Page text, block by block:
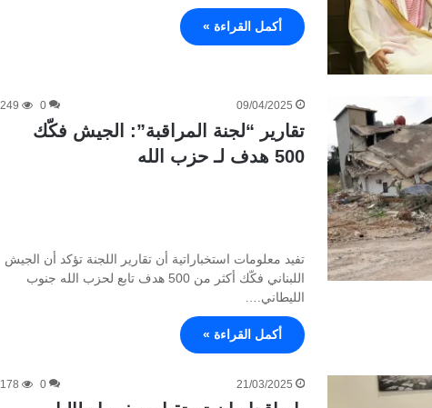
أكمل القراءة »
09/04/2025
0
249
تقارير “لجنة المراقبة”: الجيش فكّك
500 هدف لـ حزب الله
تفيد معلومات استخباراتية أن تقارير اللجنة تؤكد أن الجيش
اللبناني فكّك أكثر من 500 هدف تابع لحزب الله جنوب
الليطاني.…
أكمل القراءة »
21/03/2025
0
178